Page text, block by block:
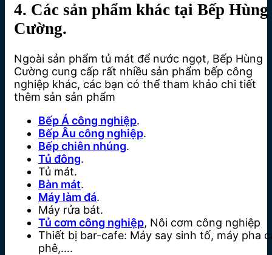
4. Các sản phẩm khác tại Bếp Hùng
Cường.
Ngoài sản phẩm tủ mát để nước ngọt, Bếp Hùng
Cường cung cấp rất nhiều sản phẩm bếp công
nghiệp khác, các bạn có thể tham khảo chi tiết
thêm sản sản phẩm
Bếp Á công nghiệp.
Bếp Âu công nghiệp.
Bếp chiên nhúng.
Tủ đông.
Tủ mát.
Bàn mát.
Máy làm đá.
Máy rửa bát.
Tủ cơm công nghiệp, Nôi cơm công nghiệp
Thiết bị bar-cafe: Máy say sinh tố, máy pha
phê,….